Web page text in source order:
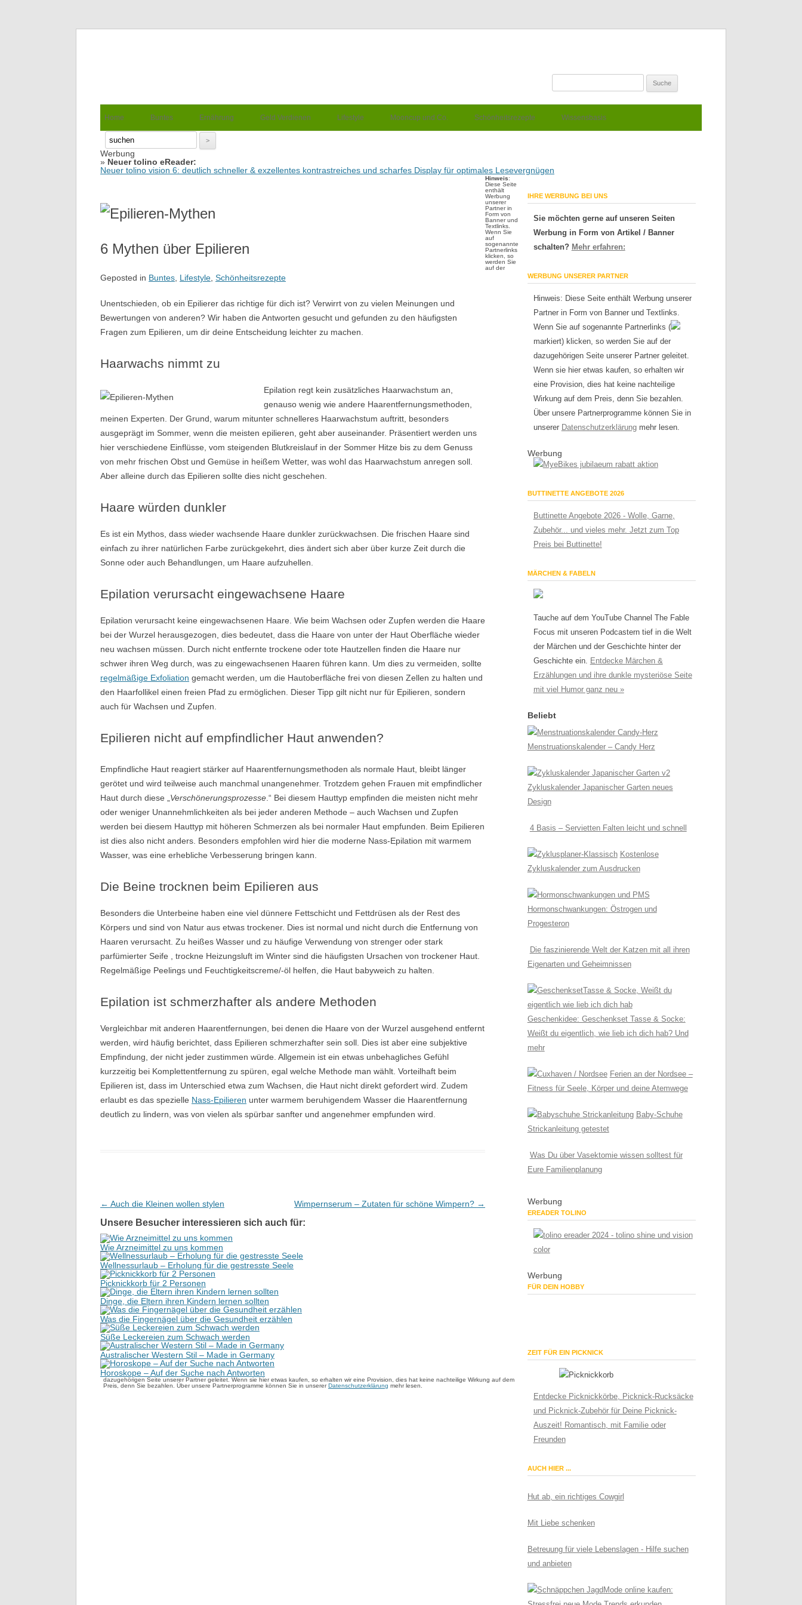
Home Buntes Ernährung Geld Verdienen Lifestyle Mooncup und Co. Schönheitsrezepte Wissensbasis
Suche
nach:
Werbung
» Neuer tolino eReader:
Neuer tolino vision 6: deutlich schneller & exzellentes kontrastreiches und scharfes Display für optimales Lesevergnügen
6 Mythen über Epilieren
Geposted in Buntes Lifestyle Schönheitsrezepte
Unentschieden, ob ein Epilierer das richtige für dich ist? Verwirrt von zu vielen Meinungen und
Bewertungen von anderen? Wir haben die Antworten gesucht und gefunden zu den häufigsten
Fragen zum Epilieren, um dir deine Entscheidung leichter zu machen.
Haarwachs nimmt zu
Epilation regt kein zusätzliches Haarwachstum an,
genauso wenig wie andere Haarentfernungsmethoden,
meinen Experten. Der Grund, warum mitunter schnelleres Haarwachstum auftritt, besonders
ausgeprägt im Sommer, wenn die meisten epilieren, geht aber auseinander. Präsentiert werden uns
hier verschiedene Einflüsse, vom steigenden Blutkreislauf in der Sommer Hitze bis zu dem Genuss
von mehr frischen Obst und Gemüse in heißem Wetter, was wohl das Haarwachstum anregen soll.
Aber alleine durch das Epilieren sollte dies nicht geschehen.
Haare würden dunkler
Es ist ein Mythos, dass wieder wachsende Haare dunkler zurückwachsen. Die frischen Haare sind
einfach zu ihrer natürlichen Farbe zurückgekehrt, dies ändert sich aber über kurze Zeit durch die
Sonne oder auch Behandlungen, um Haare aufzuhellen.
Epilation verursacht eingewachsene Haare
Epilation verursacht keine eingewachsenen Haare. Wie beim Wachsen oder Zupfen werden die Haare
bei der Wurzel herausgezogen, dies bedeutet, dass die Haare von unter der Haut Oberfläche wieder
neu wachsen müssen. Durch nicht entfernte trockene oder tote Hautzellen finden die Haare nur
schwer ihren Weg durch, was zu eingewachsenen Haaren führen kann. Um dies zu vermeiden, sollte
regelmäßige Exfoliation gemacht werden, um die Hautoberfläche frei von diesen Zellen zu halten und
den Haarfollikel einen freien Pfad zu ermöglichen. Dieser Tipp gilt nicht nur für Epilieren, sondern
auch für Wachsen und Zupfen.
Epilieren nicht auf empfindlicher Haut anwenden?
Empfindliche Haut reagiert stärker auf Haarentfernungsmethoden als normale Haut, bleibt länger
gerötet und wird teilweise auch manchmal unangenehmer. Trotzdem gehen Frauen mit empfindlicher
Haut durch diese „ Verschönerungsprozesse .“ Bei diesem Hauttyp empfinden die meisten nicht mehr
oder weniger Unannehmlichkeiten als bei jeder anderen Methode – auch Wachsen und Zupfen
werden bei diesem Hauttyp mit höheren Schmerzen als bei normaler Haut empfunden. Beim Epilieren
ist dies also nicht anders. Besonders empfohlen wird hier die moderne Nass-Epilation mit warmem
Wasser, was eine erhebliche Verbesserung bringen kann.
Die Beine trocknen beim Epilieren aus
Besonders die Unterbeine haben eine viel dünnere Fettschicht und Fettdrüsen als der Rest des
Körpers und sind von Natur aus etwas trockener. Dies ist normal und nicht durch die Entfernung von
Haaren verursacht. Zu heißes Wasser und zu häufige Verwendung von strenger oder stark
parfümierter Seife , trockne Heizungsluft im Winter sind die häufigsten Ursachen von trockener Haut.
Regelmäßige Peelings und Feuchtigkeitscreme/-öl helfen, die Haut babyweich zu halten.
Epilation ist schmerzhafter als andere Methoden
Vergleichbar mit anderen Haarentfernungen, bei denen die Haare von der Wurzel ausgehend entfernt
werden, wird häufig berichtet, dass Epilieren schmerzhafter sein soll. Dies ist aber eine subjektive
Empfindung, der nicht jeder zustimmen würde. Allgemein ist ein etwas unbehagliches Gefühl
kurzzeitig bei Komplettentfernung zu spüren, egal welche Methode man wählt. Vorteilhaft beim
Epilieren ist, dass im Unterschied etwa zum Wachsen, die Haut nicht direkt gefordert wird. Zudem
erlaubt es das spezielle Nass-Epilieren unter warmem beruhigendem Wasser die Haarentfernung
deutlich zu lindern, was von vielen als spürbar sanfter und angenehmer empfunden wird.
Beitrags-Navigation
← Auch die Kleinen wollen stylen Wimpernserum – Zutaten für schöne Wimpern? →
Unsere Besucher interessieren sich auch für:
Wie Arzneimittel zu uns kommen
Wellnessurlaub – Erholung für die gestresste Seele
Picknickkorb für 2 Personen
Dinge, die Eltern ihren Kindern lernen sollten
Was die Fingernägel über die Gesundheit erzählen
Süße Leckereien zum Schwach werden
Australischer Western Stil – Made in Germany
Horoskope – Auf der Suche nach Antworten
IHRE WERBUNG BEI UNS
Sie möchten gerne auf unseren Seiten
Werbung in Form von Artikel / Banner
schalten? Mehr erfahren:
WERBUNG UNSERER PARTNER
Hinweis: Diese Seite enthält Werbung unserer
Partner in Form von Banner und Textlinks.
Wenn Sie auf sogenannte Partnerlinks (
markiert) klicken, so werden Sie auf der
dazugehörigen Seite unserer Partner geleitet.
Wenn sie hier etwas kaufen, so erhalten wir
eine Provision, dies hat keine nachteilige
Wirkung auf dem Preis, denn Sie bezahlen.
Über unsere Partnerprogramme können Sie in
unserer Datenschutzerklärungmehr lesen.
Werbung
BUTTINETTE ANGEBOTE 2026
Buttinette Angebote 2026 - Wolle, Garne,
Zubehör... und vieles mehr. Jetzt zum Top
Preis bei Buttinette!
MÄRCHEN & FABELN
Tauche auf dem YouTube Channel The Fable
Focus mit unseren Podcastern tief in die Welt
der Märchen und der Geschichte hinter der
Geschichte ein. Entdecke Märchen &
Erzählungen und ihre dunkle mysteriöse Seite
mit viel Humor ganz neu »
Beliebt
Menstruationskalender – Candy Herz
Zykluskalender Japanischer Garten neues
Design
4 Basis – Servietten Falten leicht und schnell
Kostenlose
Zykluskalender zum Ausdrucken
Hormonschwankungen: Östrogen und
Progesteron
Die faszinierende Welt der Katzen mit all ihren
Eigenarten und Geheimnissen
Geschenkidee: Geschenkset Tasse & Socke:
Weißt du eigentlich, wie lieb ich dich hab? Und
mehr
Ferien an der Nordsee –
Fitness für Seele, Körper und deine Atemwege
Baby-Schuhe
Strickanleitung getestet
Was Du über Vasektomie wissen solltest für
Eure Familienplanung
Werbung
EREADER TOLINO
Werbung
FÜR DEIN HOBBY
ZEIT FÜR EIN PICKNICK
Entdecke Picknickkörbe, Picknick-Rucksäcke
und Picknick-Zubehör für Deine Picknick-
Auszeit! Romantisch, mit Familie oder
Freunden
AUCH HIER ...
Hut ab, ein richtiges Cowgirl
Mit Liebe schenken
Betreuung für viele Lebenslagen - Hilfe suchen
und anbieten
Mode online kaufen:
Hinweis:
Diese Seite
enthält
Werbung
unserer
Partner in
Form von
Banner und
Textlinks.
Wenn Sie
auf
sogenannte
Partnerlinks
klicken, so
werden Sie
auf der
dazugehörigen Seite unserer Partner geleitet. Wenn sie hier etwas kaufen, so erhalten wir eine Provision, dies hat keine nachteilige Wirkung auf dem
Preis, denn Sie bezahlen. Über unsere Partnerprogramme können Sie in unsererDatenschutzerklärung mehr lesen.